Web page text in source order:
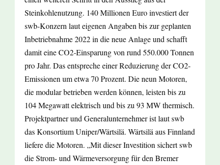
Steinkohlenutzung. 140 Millionen Euro investiert der
swb-Konzern laut eigenen Angaben bis zur geplanten
Inbetriebnahme 2022 in die neue Anlage und schafft
damit eine CO2-Einsparung von rund 550.000 Tonnen
pro Jahr. Das entspreche einer Reduzierung der CO2-
Emissionen um etwa 70 Prozent. Die neun Motoren,
die modular betrieben werden können, leisten bis zu
104 Megawatt elektrisch und bis zu 93 MW thermisch.
Projektpartner und Generalunternehmer ist laut swb
das Konsortium Uniper/Wärtsilä. Wärtsilä aus Finnland
liefere die Motoren. „Mit dieser Investition sichert swb
die Strom- und Wärmeversorgung für den Bremer